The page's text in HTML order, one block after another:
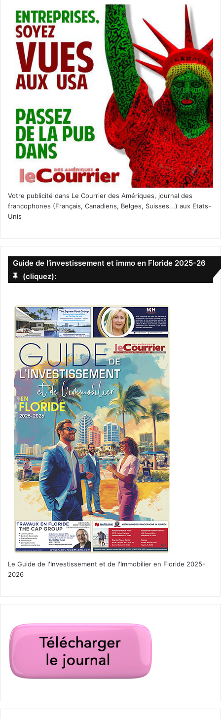
Ziggy Alberts
– 21 juin : St Petersburg
– 22 juin : Miami Beach
Alternative Rock / Indie
Alejandro Fernandez
– 22 juin : Estero
Latin Music
Big Country
– 24 juin : Jacksonville
– 26 juin : Daytona Beach
– 27 juin : Melbourne
– 29 juin : Mt Dora
Pop Music / Soft Rock
Slightly Stoopid
– 26 juin : Jacksonville
– 27 juin : Clearwater
– 28 juin : West Palm Beach
– 29 juin : Cocoa
Pop Music / Soft Rock
Kidz Bop Kids
– 26 juin : West Palm Beach
– 27 juin : Jacksonville
Pop Music / Soft Rock
Kyle Smith
– 26 juin : DeLand
– 27 juin : Stuart
– 28 juin : Melbourne
Country / Folk
Billy Currington
– 28 juin : Boca Raton
Country / Folk
28 juin
Gorgon City
Miami Beach
Votre publicité dans Le Courrier des Amériques, journal des
francophones (Français, Canadiens, Belges, Suisses...) aux Etats-
Unis
Guide de l’investissement et immo en Floride 2025-26
(cliquez):
Le Guide de l'Investissement et de l'Immobilier en Floride 2025-
2026